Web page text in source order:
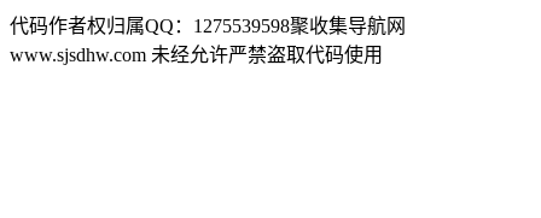
代码作者权归属QQ：1275539598聚收集导航网
www.sjsdhw.com 未经允许严禁盗取代码使用